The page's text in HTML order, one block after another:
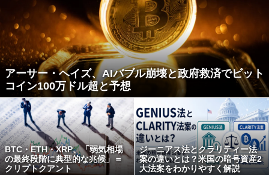
アーサー・ヘイズ、AIバブル崩壊と政府救済でビット
コイン100万ドル超と予想
BTC・ETH・XRP、「弱気相場
の最終段階に典型的な兆候」＝
クリプトクアント
ジーニアス法とクラリティー法
案の違いとは？米国の暗号資産2
大法案をわかりやすく解説